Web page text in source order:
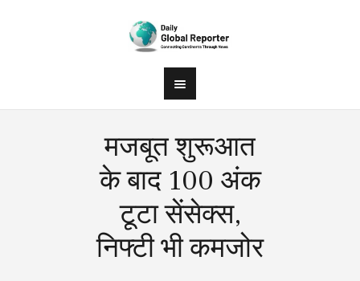
मजबूत शुरूआत
के बाद 100 अंक
टूटा सेंसेक्स,
निफ्टी भी कमजोर